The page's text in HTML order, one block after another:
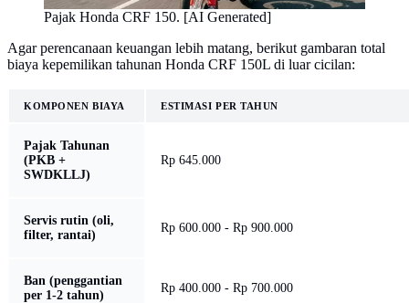
Pajak Honda CRF 150. [AI Generated]
Agar perencanaan keuangan lebih matang, berikut gambaran total
biaya kepemilikan tahunan Honda CRF 150L di luar cicilan:
KOMPONEN BIAYA ESTIMASI PER TAHUN
Pajak Tahunan
(PKB +
SWDKLLJ)
Rp 645.000
Servis rutin (oli,
filter, rantai)
Rp 600.000 - Rp 900.000
Ban (penggantian
per 1-2 tahun)
Rp 400.000 - Rp 700.000